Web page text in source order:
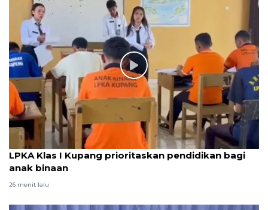
LPKA Klas I Kupang prioritaskan pendidikan bagi
anak binaan
26 menit lalu